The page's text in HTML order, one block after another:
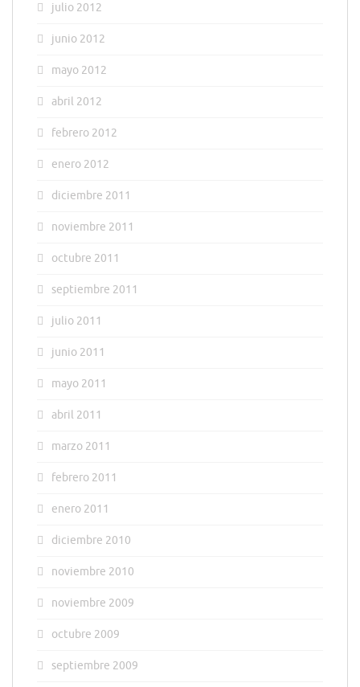
julio 2012
junio 2012
mayo 2012
abril 2012
febrero 2012
enero 2012
diciembre 2011
noviembre 2011
octubre 2011
septiembre 2011
julio 2011
junio 2011
mayo 2011
abril 2011
marzo 2011
febrero 2011
enero 2011
diciembre 2010
noviembre 2010
noviembre 2009
octubre 2009
septiembre 2009